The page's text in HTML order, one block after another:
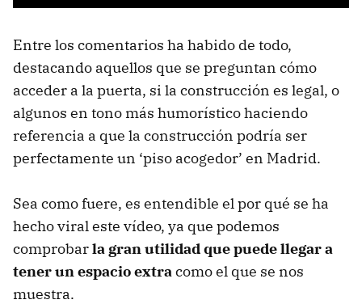
Entre los comentarios ha habido de todo,
destacando aquellos que se preguntan cómo
acceder a la puerta, si la construcción es legal, o
algunos en tono más humorístico haciendo
referencia a que la construcción podría ser
perfectamente un ‘piso acogedor’ en Madrid.
Sea como fuere, es entendible el por qué se ha
hecho viral este vídeo, ya que podemos
comprobarla gran utilidad que puede llegar a
tener un espacio extracomo el que se nos
muestra.